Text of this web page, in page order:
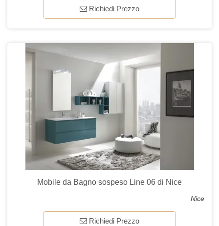
Richiedi Prezzo
Mobile da Bagno sospeso Line 06 di Nice
Nice
Richiedi Prezzo